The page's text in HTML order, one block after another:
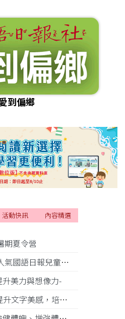
到偏鄉
期夏令營
[營隊]📌2026年夏，超人氣國語日報兒童商學院搶先報！
美力與想像力-
[營隊]🖌️書法夏季班：提升文字美感，培養專注力—
活動快訊 內容精選